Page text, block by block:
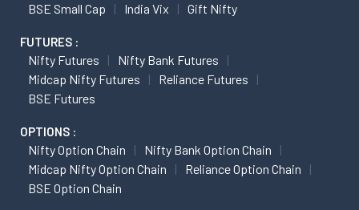
BSE Small Cap
India Vix Gift Nifty
FUTURES :
Nifty Futures
Nifty Bank Futures
Midcap Nifty Futures
Reliance Futures
BSE Futures
OPTIONS :
Nifty Option Chain
Nifty Bank Option Chain
Midcap Nifty Option Chain
Reliance Option Chain
BSE Option Chain